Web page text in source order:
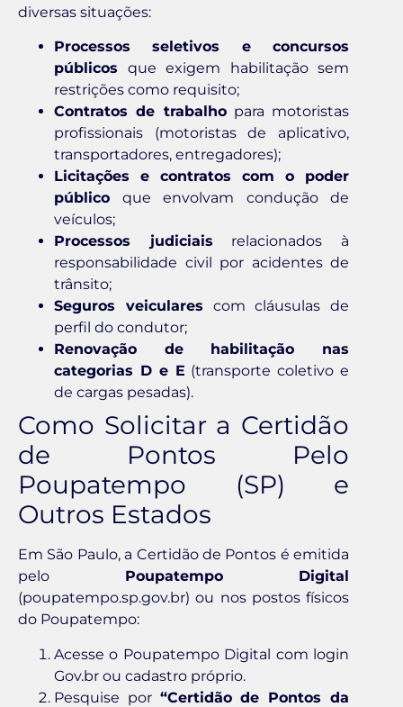
diversas situações:
Processos seletivos e concursos
públicos que exigem habilitação sem
restrições como requisito;
Contratos de trabalhopara motoristas
profissionais (motoristas de aplicativo,
transportadores, entregadores);
Licitações e contratos com o poder
público que envolvam condução de
veículos;
Processos judiciais relacionados à
responsabilidade civil por acidentes de
trânsito;
Seguros veiculares com cláusulas de
perfil do condutor;
Renovação de habilitação nas
categorias D e E (transporte coletivo e
de cargas pesadas).
Como Solicitar a Certidão
de Pontos Pelo
Poupatempo (SP) e
Outros Estados
Em São Paulo, a Certidão de Pontos é emitida
pelo Poupatempo Digital
(poupatempo.sp.gov.br) ou nos postos físicos
do Poupatempo:
Acesse o Poupatempo Digital com login
Gov.br ou cadastro próprio.
Pesquise por “Certidão de Pontos da